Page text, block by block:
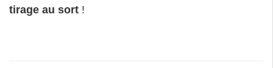
tirage au sort !